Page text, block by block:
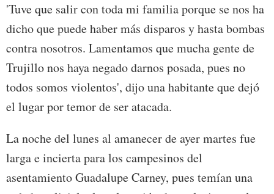
'Tuve que salir con toda mi familia porque se nos ha
dicho que puede haber más disparos y hasta bombas
contra nosotros. Lamentamos que mucha gente de
Trujillo nos haya negado darnos posada, pues no
todos somos violentos', dijo una habitante que dejó
el lugar por temor de ser atacada.
La noche del lunes al amanecer de ayer martes fue
larga e incierta para los campesinos del
asentamiento Guadalupe Carney, pues temían una